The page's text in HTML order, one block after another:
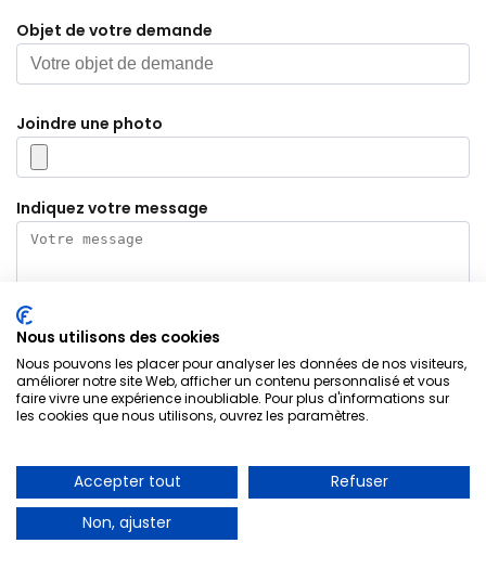
Objet de votre demande
Joindre une photo
Indiquez votre message
Envoyez mon message
Electricien Aubervilliers 93300
A PARTIR DE 30€
Dépannage d’urgence
Nous utilisons des cookies
Nous pouvons les placer pour analyser les données de nos visiteurs,
améliorer notre site Web, afficher un contenu personnalisé et vous
faire vivre une expérience inoubliable. Pour plus d'informations sur
les cookies que nous utilisons, ouvrez les paramètres.
Accepter tout
Refuser
Non, ajuster